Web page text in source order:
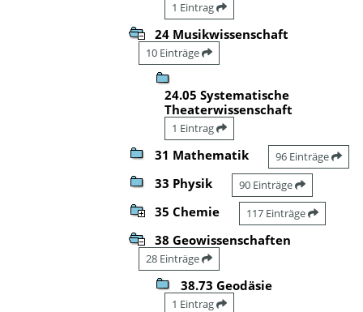
1 Eintrag
24 Musikwissenschaft
10 Einträge
24.05 Systematische
Theaterwissenschaft
1 Eintrag
31 Mathematik 96 Einträge
33 Physik 90 Einträge
35 Chemie 117 Einträge
38 Geowissenschaften
28 Einträge
38.73 Geodäsie
1 Eintrag